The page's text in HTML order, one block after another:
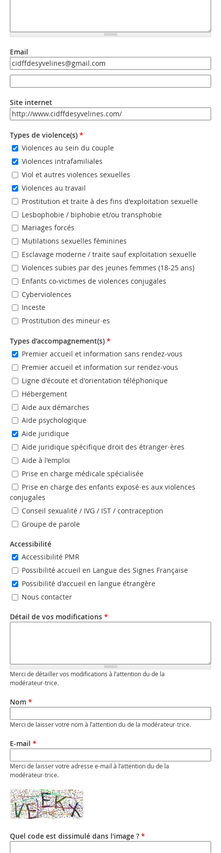
Email
Email
Site internet
URL
Types de violence(s) *
Violences au sein du couple
Violences intrafamiliales
Viol et autres violences sexuelles
Violences au travail
Prostitution et traite à des fins d'exploitation sexuelle
Lesbophobie / biphobie et/ou transphobie
Mariages forcés
Mutilations sexuelles féminines
Esclavage moderne / traite sauf exploitation sexuelle
Violences subies par des jeunes femmes (18-25 ans)
Enfants co-victimes de violences conjugales
Cyberviolences
Inceste
Prostitution des mineur·es
Types d’accompagnement(s) *
Premier accueil et information sans rendez-vous
Premier accueil et information sur rendez-vous
Ligne d'écoute et d'orientation téléphonique
Hébergement
Aide aux démarches
Aide psychologique
Aide juridique
Aide juridique spécifique droit des étranger·ères
Aide à l'emploi
Prise en charge médicale spécialisée
Prise en charge des enfants exposé·es aux violences
conjugales
Conseil sexualité / IVG / IST / contraception
Groupe de parole
Accessibilité
Accessibilité PMR
Possibilité accueil en Langue des Signes Française
Possibilité d'accueil en langue étrangère
Nous contacter
Détail de vos modifications *
Merci de détailler vos modifications à l’attention du·de la
modérateur·trice.
Nom *
Merci de laisser votre nom à l’attention du·de la modérateur·trice.
E-mail *
Merci de laisser votre adresse e-mail à l’attention du·de la
modérateur·trice.
Quel code est dissimulé dans l'image ? *